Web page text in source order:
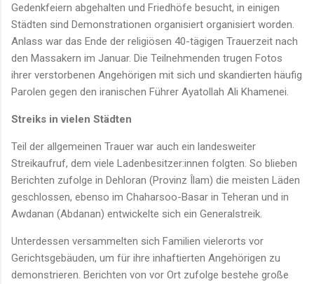
Gedenkfeiern abgehalten und Friedhöfe besucht, in einigen
Städten sind Demonstrationen organisiert organisiert worden.
Anlass war das Ende der religiösen 40-tägigen Trauerzeit nach
den Massakern im Januar. Die Teilnehmenden trugen Fotos
ihrer verstorbenen Angehörigen mit sich und skandierten häufig
Parolen gegen den iranischen Führer Ayatollah Ali Khamenei.
Streiks in vielen Städten
Teil der allgemeinen Trauer war auch ein landesweiter
Streikaufruf, dem viele Ladenbesitzer:innen folgten. So blieben
Berichten zufolge in Dehloran (Provinz Îlam) die meisten Läden
geschlossen, ebenso im Chaharsoo-Basar in Teheran und in
Awdanan (Abdanan) entwickelte sich ein Generalstreik.
Unterdessen versammelten sich Familien vielerorts vor
Gerichtsgebäuden, um für ihre inhaftierten Angehörigen zu
demonstrieren. Berichten von vor Ort zufolge bestehe große